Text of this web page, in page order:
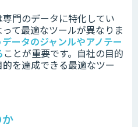
門のデータに特化してい
て最適なツールが異なりま
ータのジャンルやアノテー
ことが重要です。自社の目的
を達成できる最適なツー